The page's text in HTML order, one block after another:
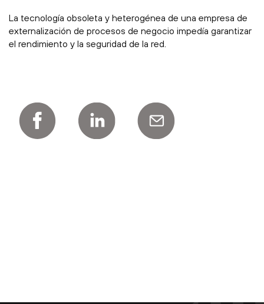
La tecnología obsoleta y heterogénea de una empresa de
externalización de procesos de negocio impedía garantizar
el rendimiento y la seguridad de la red.